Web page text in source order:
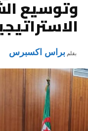
وتوسيع
بقلم براس اكسبرس